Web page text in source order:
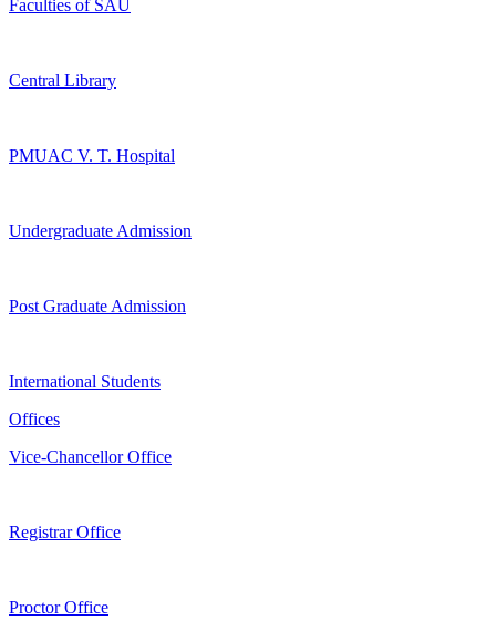
Faculties of SAU
Central Library
PMUAC V. T. Hospital
Undergraduate Admission
Post Graduate Admission
International Students
Offices
Vice-Chancellor Office
Registrar Office
Proctor Office